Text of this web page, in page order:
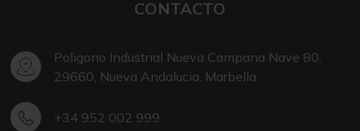
CONTACTO
Poligono Industrial Nueva Campana Nave 80,
29660, Nueva Andalucia, Marbella
+34 952 002 999